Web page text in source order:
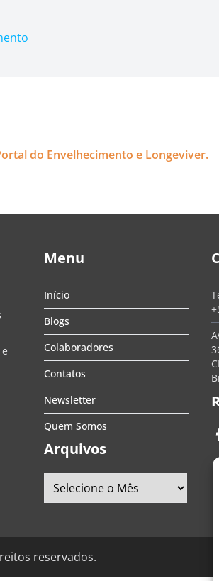
do Envelhecimento e Longeviver.
Menu
Início
Blogs
Colaboradores
Contatos
Newsletter
Quem Somos
Arquivos
reservados.